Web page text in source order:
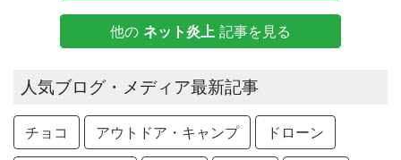
他の ネット炎上 記事を見る
人気ブログ・メディア最新記事
チョコ アウトドア・キャンプ ドローン